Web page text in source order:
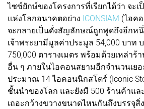
ไซซ์ยักษ์ของโครงการที่เรียกได้ว่า จะ
แห่งโลกอนาคตอย่าง ICONSIAM (ไอค
จะกลายเป็นดั่งสัญลักษณ์ถูกพูดถึงอีกห
เจ้าพระยามีมูลค่าประมูล 54,000 บาท
750,000 ตารางเมตร พร้อมด้วยเหล่าร้
อื่น ๆ ภายในไอคอนสยามอีกจำนวนเย
ประมาณ 14 ไอคอนนิกสโตร์ (Iconic
ชั้นนำของโลก และยังมี 500 ร้านค้าแล
เถอะกว้างขวางขนาดไหนกันถึงบรรจุสิ่